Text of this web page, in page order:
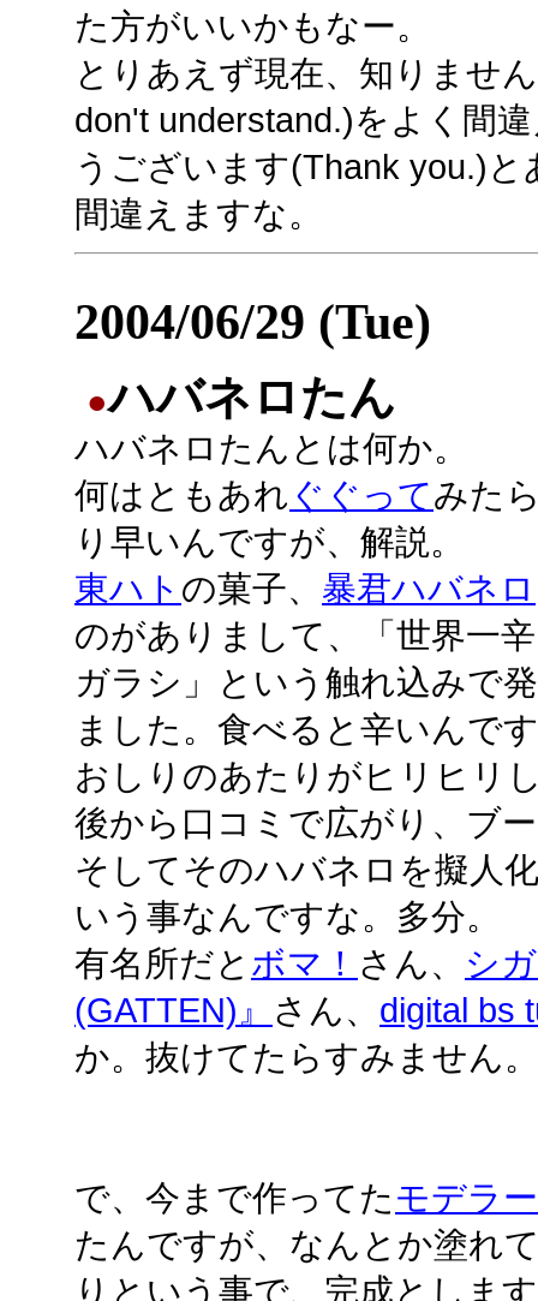
た方がいいかもなー。
とりあえず現在、知りませ
don't understand.)をよく間
うございます(Thank you.)
間違えますな。
2004/06/29 (Tue)
●ハバネロたん
ハバネロたんとは何か。
何はともあれ ぐぐってみた
り早いんですが、解説。
東ハト の菓子、 暴君ハバネロ
のがありまして、「世界一
ガラシ」という触れ込みで
ました。食べると辛いんで
おしりのあたりがヒリヒリ
後から口コミで広がり、ブ
そしてそのハバネロを擬人
いう事なんですな。多分。
有名所だと ボマ！ さん、 シ
(GATTEN)』 さん、 digital bs
か。抜けてたらすみません。
で、今まで作ってたモデラ
たんですが、なんとか塗れ
りという事で、完成としま